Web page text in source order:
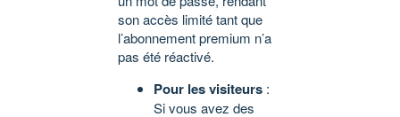
son accès limité tant que
l’abonnement premium n’a
pas été réactivé.
Pour les visiteurs :
Si vous avez des